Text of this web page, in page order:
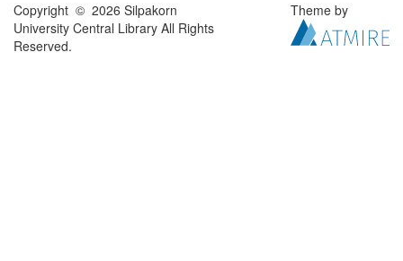
Copyright © 2026 Silpakorn
University Central Library All Rights
Reserved.
Theme by